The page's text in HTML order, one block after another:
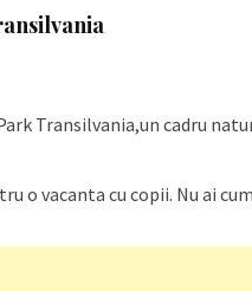
Transilvania,un cadru
o vacanta cu copii. Nu ai